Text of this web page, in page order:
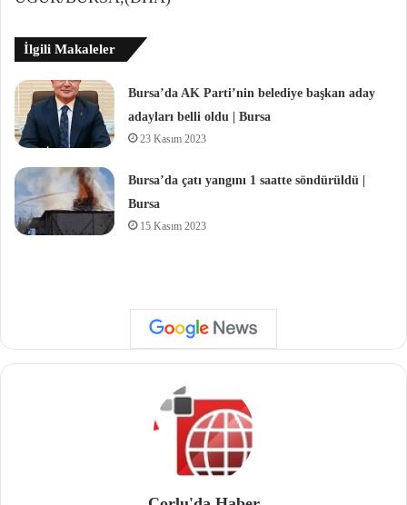
İlgili Makaleler
Bursa’da AK Parti’nin belediye başkan aday
adayları belli oldu | Bursa
23 Kasım 2023
Bursa’da çatı yangını 1 saatte söndürüldü |
Bursa
15 Kasım 2023